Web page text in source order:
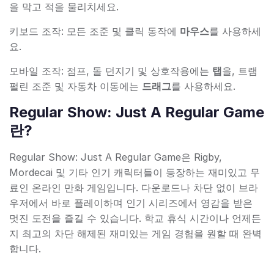
을 막고 적을 물리치세요.
키보드 조작: 모든 조준 및 클릭 동작에 마우스를 사용하세
요.
모바일 조작: 점프, 돌 던지기 및 상호작용에는 탭을, 트램
펄린 조준 및 자동차 이동에는 드래그를 사용하세요.
Regular Show: Just A Regular Game
란?
Regular Show: Just A Regular Game은 Rigby,
Mordecai 및 기타 인기 캐릭터들이 등장하는 재미있고 무
료인 온라인 만화 게임입니다. 다운로드나 차단 없이 브라
우저에서 바로 플레이하며 인기 시리즈에서 영감을 받은
멋진 도전을 즐길 수 있습니다. 학교 휴식 시간이나 언제든
지 최고의 차단 해제된 재미있는 게임 경험을 원할 때 완벽
합니다.